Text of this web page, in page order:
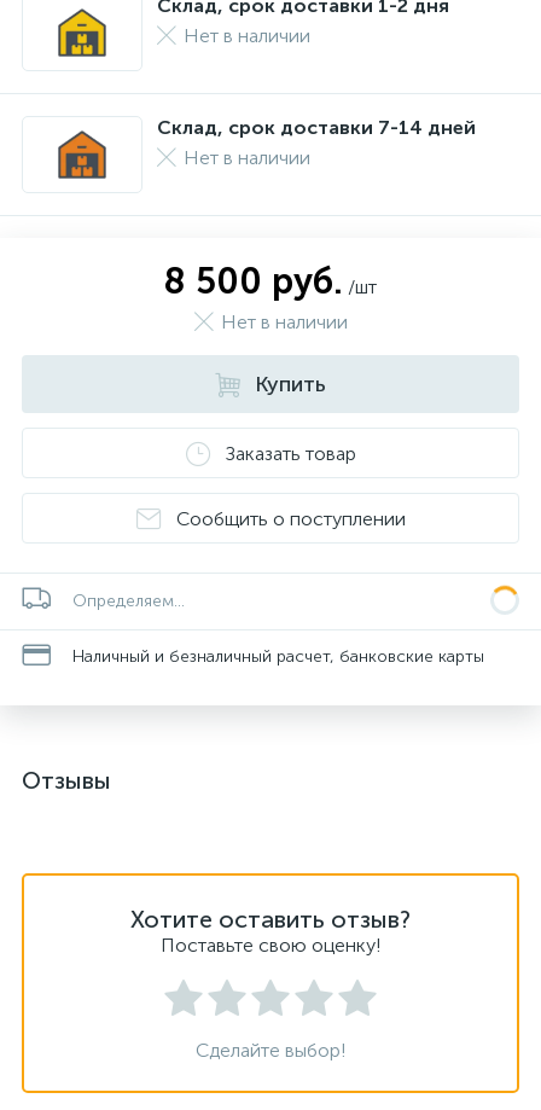
Склад, срок доставки 1-2 дня
Нет в наличии
Склад, срок доставки 7-14 дней
Нет в наличии
8 500 руб. /шт
Нет в наличии
Купить
Заказать товар
Сообщить о поступлении
Определяем...
Наличный и безналичный расчет, банковские карты
Отзывы
Хотите оставить отзыв?
Поставьте свою оценку!
Сделайте выбор!